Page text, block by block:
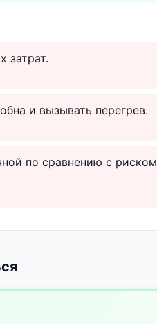
затрат.
и вызывать перегрев.
по сравнению с